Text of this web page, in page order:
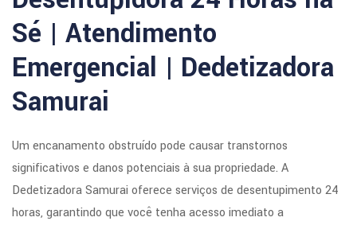
Sé | Atendimento
Emergencial | Dedetizadora
Samurai
Um encanamento obstruído pode causar transtornos
significativos e danos potenciais à sua propriedade. A
Dedetizadora Samurai oferece serviços de desentupimento 24
horas, garantindo que você tenha acesso imediato a